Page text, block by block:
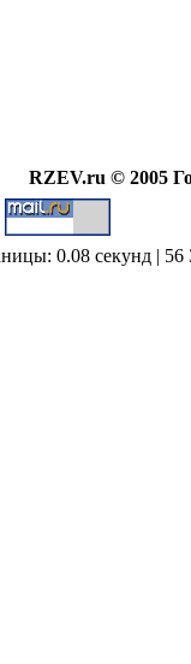
RZEV.ru © 2005
0.08 секунд |